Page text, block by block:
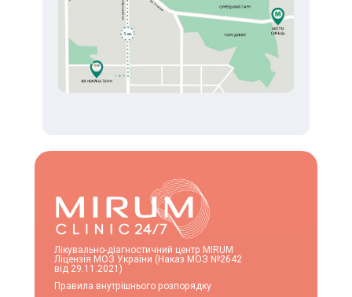
Лікувально-діагностичний центр MIRUM
Ліцензія МОЗ України (Наказ МОЗ №2642
від 29.11.2021)
Правила внутрішнього розпорядку